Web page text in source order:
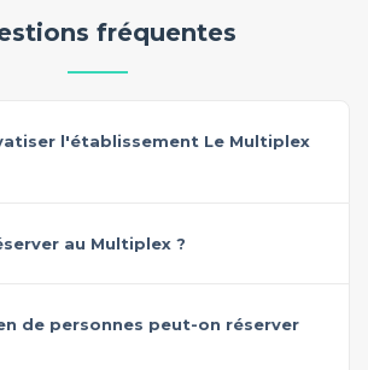
fréquentes
l'établissement Le Multiplex
au Multiplex ?
de personnes peut-on réserver